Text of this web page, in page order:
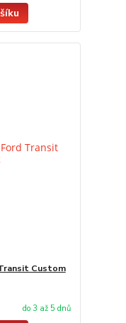
Custom
do 3 až 5 dnů